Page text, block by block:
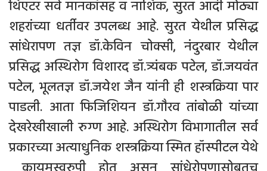
थिएटर सर्व मानकांसह व नाशिक, सुरत आदी मोठ्या
शहरांच्या धर्तीवर उपलब्ध आहे. सुरत येथील प्रसिद्ध
सांधेरापण तज्ञ डॉ.केविन चोक्सी, नंदुरबार येथील
प्रसिद्ध अस्थिरोग विशारद डॉ.त्र्यंबक पटेल, डॉ.जयवंत
पटेल, भूलतज्ञ डॉ.जयेश जैन यांनी ही शस्त्रक्रिया पार
पाडली. आता फिजिशियन डॉ.गौरव तांबोळी यांच्या
देखरेखीखाली रुग्ण आहे. अस्थिरोग विभागातील सर्व
प्रकारच्या अत्याधुनिक शस्त्रक्रिया स्मित हॉस्पीटल येथे